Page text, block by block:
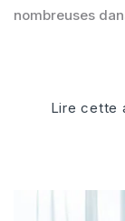
nombreuses
Lire cette